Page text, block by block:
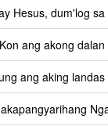
Hesus, dum'log sa
ang akong dalan
ang aking landas